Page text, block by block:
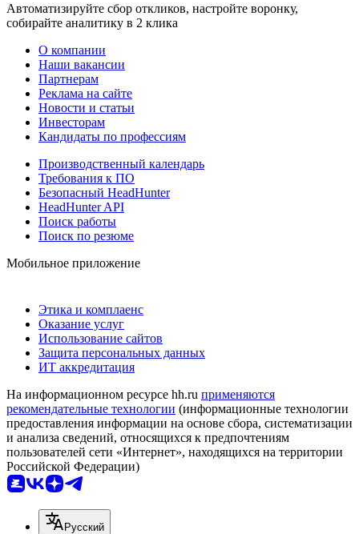
Автоматизируйте сбор откликов, настройте воронку,
собирайте аналитику в 2 клика
О компании
Наши вакансии
Партнерам
Реклама на сайте
Новости и статьи
Инвесторам
Кандидаты по профессиям
Производственный календарь
Требования к ПО
Безопасный HeadHunter
HeadHunter API
Поиск работы
Поиск по резюме
Мобильное приложение
Этика и комплаенс
Оказание услуг
Использование сайтов
Защита персональных данных
ИТ аккредитация
На информационном ресурсе hh.ru применяются
рекомендательные технологии (информационные технологии
предоставления информации на основе сбора, систематизации
и анализа сведений, относящихся к предпочтениям
пользователей сети «Интернет», находящихся на территории
Российской Федерации)
Русский